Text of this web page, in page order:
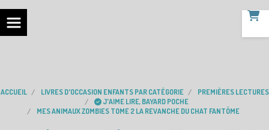
ACCUEIL LIVRES D'OCCASION ENFANTS PAR CATÉGORIE
PREMIÈRES LECTURES
J'AIME LIRE, BAYARD POCHE
MES ANIMAUX ZOMBIES TOME 2 LA REVANCHE DU CHAT FANTÔME